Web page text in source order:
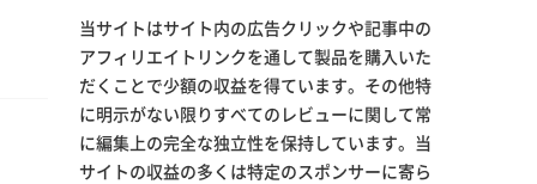
当サイトはサイト内の広告クリックや記事中の
アフィリエイトリンクを通して製品を購入いた
だくことで少額の収益を得ています。その他特
に明示がない限りすべてのレビューに関して常
に編集上の完全な独立性を保持しています。当
サイトの収益の多くは特定のスポンサーに寄ら